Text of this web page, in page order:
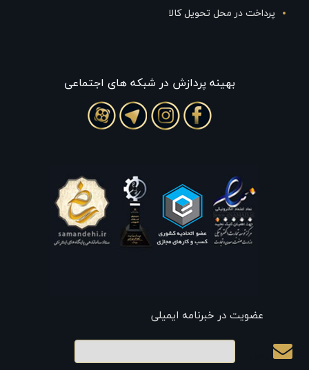
پرداخت در محل تحویل کالا
بهينه پردازش در شبکه های اجتماعی
عضویت در خبرنامه ایمیلی